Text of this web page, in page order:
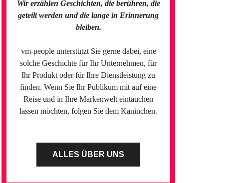
Wir erzählen Geschichten, die berühren, die
geteilt werden und die lange in Erinnerung
bleiben.
vm-people unterstützt Sie gerne dabei, eine
solche Geschichte für Ihr Unternehmen, für
Ihr Produkt oder für Ihre Dienstleistung zu
finden. Wenn Sie Ihr Publikum mit auf eine
Reise und in Ihre Markenwelt eintauchen
lassen möchten, folgen Sie dem Kaninchen.
ALLES ÜBER UNS